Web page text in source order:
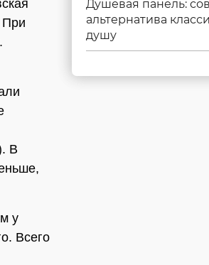
При
В
у
Всего
Душевая панель:
альтернатива
душу